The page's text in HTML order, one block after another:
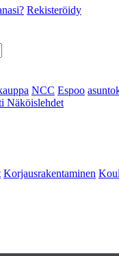
Rekisteröidy
NCC Espoo
Näköislehdet
Korjausrakentaminen